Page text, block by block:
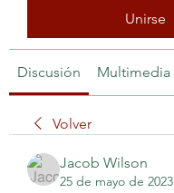
Unirse
Discusión Multimedia
Volver
Jacob Wilson
25 de mayo de 2023